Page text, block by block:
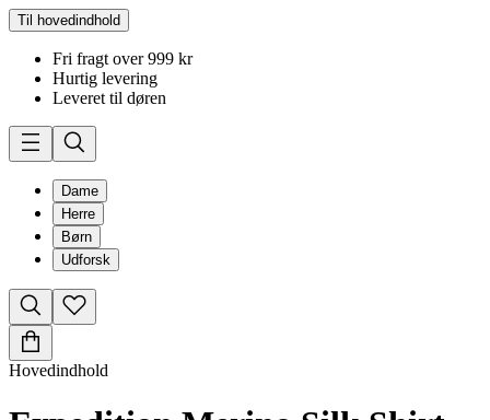
Til hovedindhold
Fri fragt over 999 kr
Hurtig levering
Leveret til døren
Dame
Herre
Børn
Udforsk
Hovedindhold